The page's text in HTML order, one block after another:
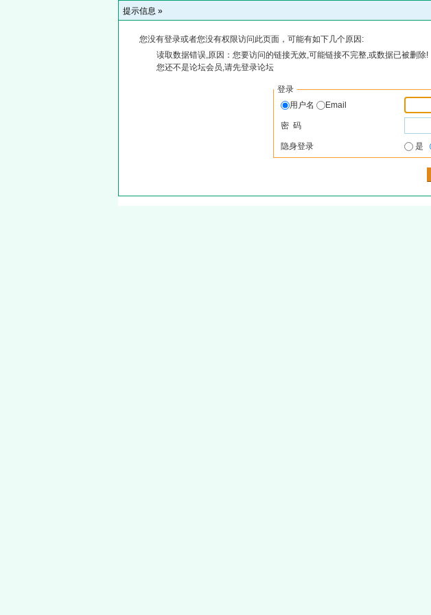
提示信息 »
您没有登录或者您没有权限访问此页面，可能有如下几个原因:
读取数据错误,原因：您要访问的链接无效,可能链接不完整,或数据已被删除!
您还不是论坛会员,请先登录论坛
登录
用户名
Email
密 码
隐身登录 是